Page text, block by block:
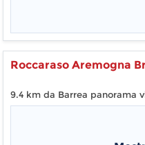
Roccaraso Aremogna
9.4 km da Barrea panorama